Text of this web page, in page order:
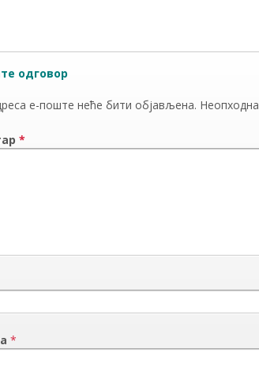
одговор
е-поште неће бити објављена.
*
*